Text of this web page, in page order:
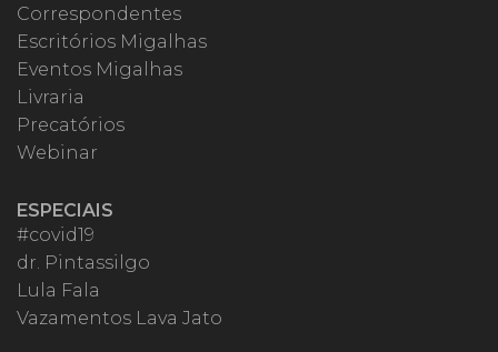
Correspondentes
Escritórios Migalhas
Eventos Migalhas
Livraria
Precatórios
Webinar
ESPECIAIS
#covid19
dr. Pintassilgo
Lula Fala
Vazamentos Lava Jato